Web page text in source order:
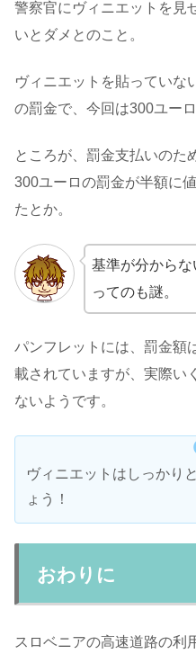
警察官にヴィニエットを見
いとダメとのこと。
ヴィニエットを貼っていな
の罰金で、今回は300ユー
ところが、罰金支払いのた
300ユーロの罰金が半額に
たとか。
基準が分から
ってのも謎。
パンフレットには、罰金額
載されていますが、実際い
ないようです。
ヴィニエットはしっかり
ょう！
おわりに
スロベニアの高速道路の利